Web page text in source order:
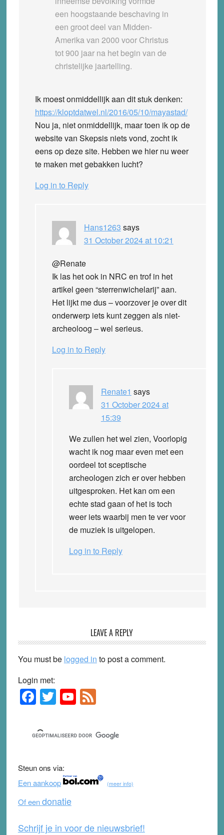
een hoogstaande beschaving in
een groot deel van Midden-
Amerika van 2000 voor Christus
tot 900 jaar na het begin van de
christelijke jaartelling.
Ik moest onmiddellijk aan dit stuk denken:
https://kloptdatwel.nl/2016/05/10/mayastad/
Nou ja, niet onmiddellijk, maar toen ik op de
website van Skepsis niets vond, zocht ik
eens op deze site. Hebben we hier nu weer
te maken met gebakken lucht?
Log in to Reply
Hans1263 says
31 October 2024 at 10:21
@Renate
Ik las het ook in NRC en trof in het
artikel geen “sterrenwichelarij” aan.
Het lijkt me dus – voorzover je over dit
onderwerp iets kunt zeggen als niet-
archeoloog – wel serieus.
Log in to Reply
Renate1 says
31 October 2024 at
15:39
We zullen het wel zien, Voorlopig
wacht ik nog maar even met een
oordeel tot sceptische
archeologen zich er over hebben
uitgesproken. Het kan om een
echte stad gaan of het is toch
weer iets waarbij men te ver voor
de muziek is uitgelopen.
Log in to Reply
LEAVE A REPLY
You must be logged in to post a comment.
Login met:
Primary
Sidebar
F
a
c
e
b
o
o
k
T
wi
tt
er
Y
o
u
T
b
e
F
e
d
Steun ons via:
Een aankoop
(meer info)
Of eendonatie
Schrijf je in voor de nieuwsbrief!